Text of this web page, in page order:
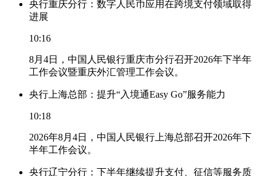
央行重庆分行：数字人民币应用在跨境支付领域取得
进展
10:16
8月4日，中国人民银行重庆市分行召开2026年下半年
工作会议暨重庆外汇管理工作会议。
央行上海总部：提升“入境通Easy Go”服务能力
10:18
2026年8月4日，中国人民银行上海总部召开2026年下
半年工作会议。
央行辽宁分行：下半年继续提升支付、征信等服务质